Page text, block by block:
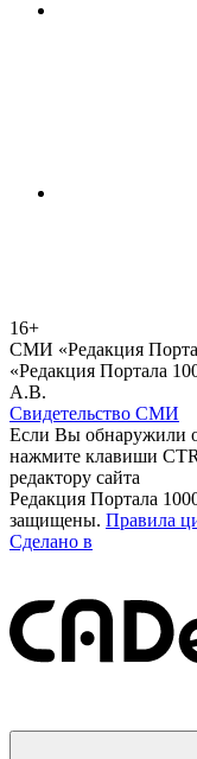
16+
СМИ «Редакция
«Редакция Портала
А.В.
Свидетельство СМИ
Если Вы обнаружили
нажмите клавиши
редактору сайта
Редакция Портала
защищены. Правила
Сделано в